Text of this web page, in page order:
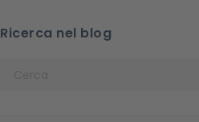
Ricerca nel blog